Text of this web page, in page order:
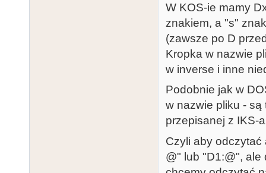
W KOS-ie mamy
znakiem, a "s"
(zawsze po D
Kropka w nazwie
w inverse i inne
Podobnie jak w
w nazwie pliku - są
przepisanej z IKS-
Czyli aby
@" lub "D1:@",